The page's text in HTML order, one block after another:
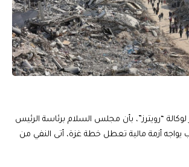
“رويترز”، بأن مجلس السلام برئاسة الرئيس
يواجه أزمة مالية تعطل خطة غزة، أتى النفي من